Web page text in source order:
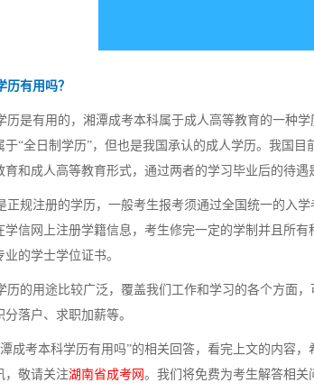
历有用吗？
是有用的，湘潭成考本科属于成人高等教育的一种
于“全日制学历”，但也是我国承认的成人学历。我国
育和成人高等教育形式，通过两者的学习毕业后的待遇
规注册的学历，一般考生报考须通过全国统一的入
学信网上注册学籍信息，考生修完一定的学制并且所
的学士学位证书。
的用途比较广泛，覆盖我们工作和学习的各个方面
落户、求职加薪等。
成考本科学历有用吗”的相关回答，看完上文的内容
，敬请关注湖南省成考网 。我们将免费为考生解答相